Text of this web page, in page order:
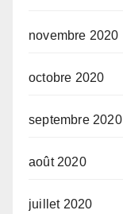
novembre 2020
octobre 2020
septembre 2020
août 2020
juillet 2020